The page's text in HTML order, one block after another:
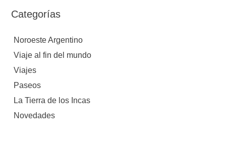
Categorías
Noroeste Argentino
Viaje al fin del mundo
Viajes
Paseos
La Tierra de los Incas
Novedades